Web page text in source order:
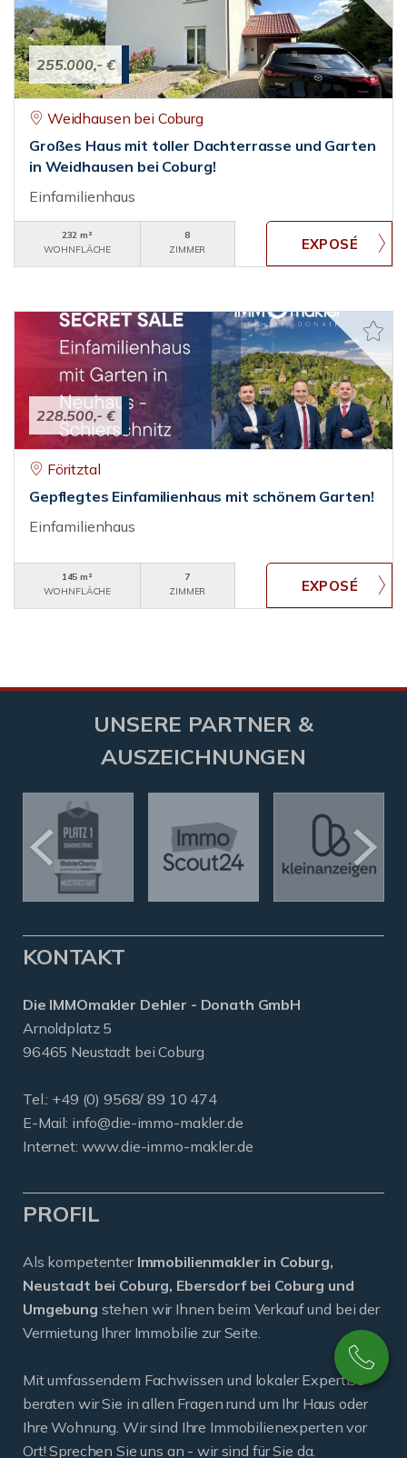
255.000,- €
Weidhausen bei Coburg
Großes Haus mit toller Dachterrasse und Garten
in Weidhausen bei Coburg!
Einfamilienhaus
232 m²
WOHNFLÄCHE
8
ZIMMER
228.500,- €
Föritztal
Gepflegtes Einfamilienhaus mit schönem Garten!
Einfamilienhaus
145 m²
WOHNFLÄCHE
7
ZIMMER
UNSERE PARTNER &
AUSZEICHNUNGEN
KONTAKT
Die IMMOmakler Dehler - Donath GmbH
Arnoldplatz 5
96465 Neustadt bei Coburg
Tel.: +49 (0) 9568/ 89 10 474
E-Mail: info@die-immo-makler.de
Internet: www.die-immo-makler.de
PROFIL
Als kompetenter Immobilienmakler in Coburg,
Neustadt bei Coburg, Ebersdorf bei Coburg und
Umgebung stehen wir Ihnen beim Verkauf und bei der
Vermietung Ihrer Immobilie zur Seite.
Mit umfassendem Fachwissen und lokaler Expertise
beraten wir Sie in allen Fragen rund um Ihr Haus oder
Ihre Wohnung. Wir sind Ihre Immobilienexperten vor
Ort! Sprechen Sie uns an - wir sind für Sie da.